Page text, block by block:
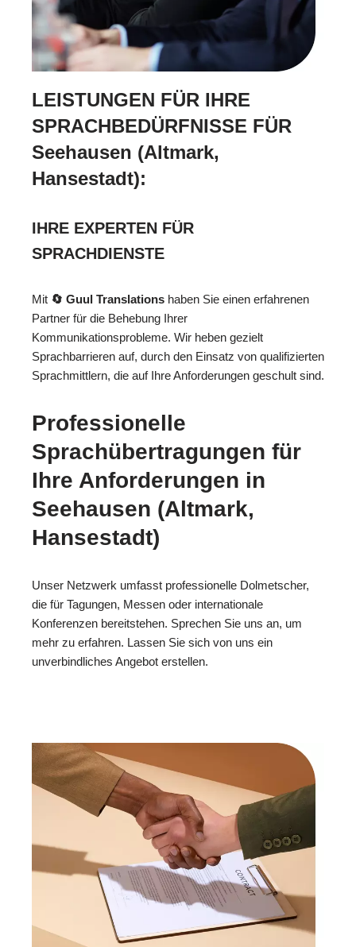
LEISTUNGEN FÜR IHRE
SPRACHBEDÜRFNISSE FÜR
Seehausen (Altmark,
Hansestadt):
IHRE EXPERTEN FÜR
SPRACHDIENSTE
Mit 🔄 Guul Translations haben Sie einen erfahrenen
Partner für die Behebung Ihrer
Kommunikationsprobleme. Wir heben gezielt
Sprachbarrieren auf, durch den Einsatz von qualifizierten
Sprachmittlern, die auf Ihre Anforderungen geschult sind.
Professionelle
Sprachübertragungen für
Ihre Anforderungen in
Seehausen (Altmark,
Hansestadt)
Unser Netzwerk umfasst professionelle Dolmetscher,
die für Tagungen, Messen oder internationale
Konferenzen bereitstehen. Sprechen Sie uns an, um
mehr zu erfahren. Lassen Sie sich von uns ein
unverbindliches Angebot erstellen.